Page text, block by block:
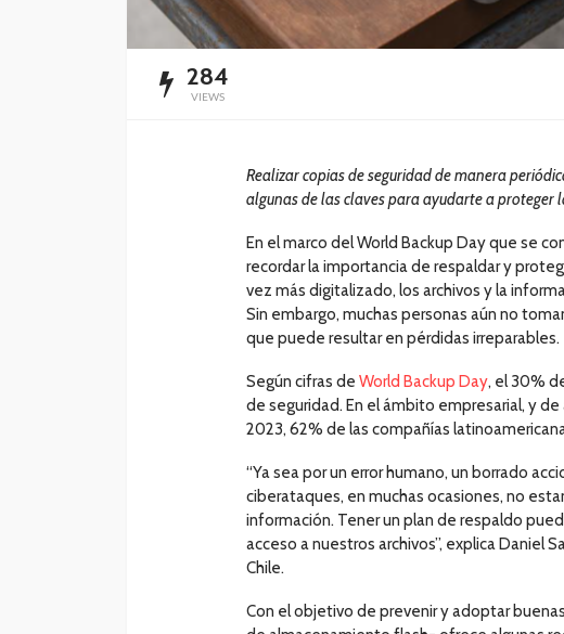
284
VIEWS
Realizar copias de seguridad de manera
algunas de las claves para ayudarte a proteger
En el marco del World Backup Day que se
recordar la importancia de respaldar y
vez más digitalizado, los archivos y la
Sin embargo, muchas personas aún no
que puede resultar en pérdidas irreparables.
Según cifras de World Backup Day, el 30%
de seguridad. En el ámbito empresarial, y de
2023, 62% de las compañías
“Ya sea por un error humano, un borrado
ciberataques, en muchas ocasiones, no
información. Tener un plan de respaldo
acceso a nuestros archivos”, explica Daniel
Chile.
Con el objetivo de prevenir y adoptar